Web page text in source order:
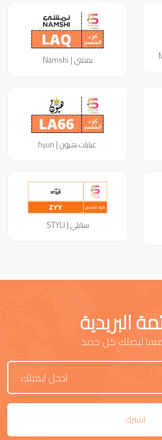
نمشي | Namshi
عبايات هيون | hyun
ستايلي | STYLI
البريدية
ليصلك كل جديد
اشترك